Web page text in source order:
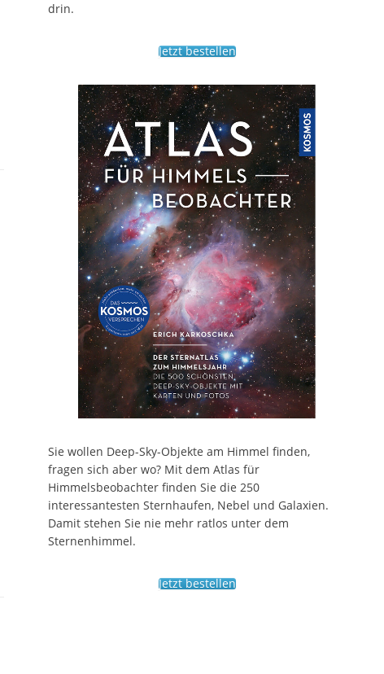
drin.
Jetzt bestellen
Sie wollen Deep-Sky-Objekte am Himmel finden,
fragen sich aber wo? Mit dem Atlas für
Himmelsbeobachter finden Sie die 250
interessantesten Sternhaufen, Nebel und Galaxien.
Damit stehen Sie nie mehr ratlos unter dem
Sternenhimmel.
Jetzt bestellen